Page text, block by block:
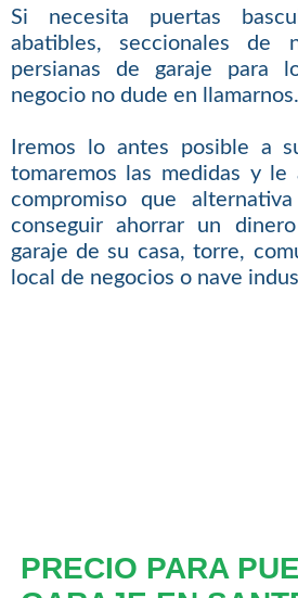
Si necesita puertas
abatibles, seccionales de
persianas de garaje para
negocio no dude en llamarnos.
Iremos lo antes posible a
tomaremos las medidas y le
compromiso que
conseguir ahorrar un
garaje de su casa, torre,
local de negocios o nave
PRECIO PARA